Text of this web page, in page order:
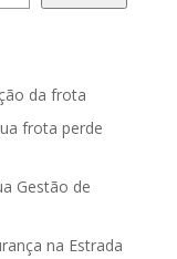
da frota
frota perde
Gestão de
na Estrada